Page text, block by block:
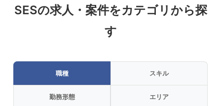
SESの求人・案件をカテゴリから探
す
職種 スキル
勤務形態 エリア